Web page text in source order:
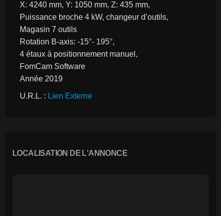
X: 4240 mm, Y: 1050 mm, Z: 435 mm,
Puissance broche 4 kW, changeur d’outils,
Magasin 7 outils
Rotation B-axis: -15°- 195°,
4 étaux à positionnement manuel,
FomCam Software
Année 2019
U.R.L. : Lien Externe
LOCALISATION DE L'ANNONCE